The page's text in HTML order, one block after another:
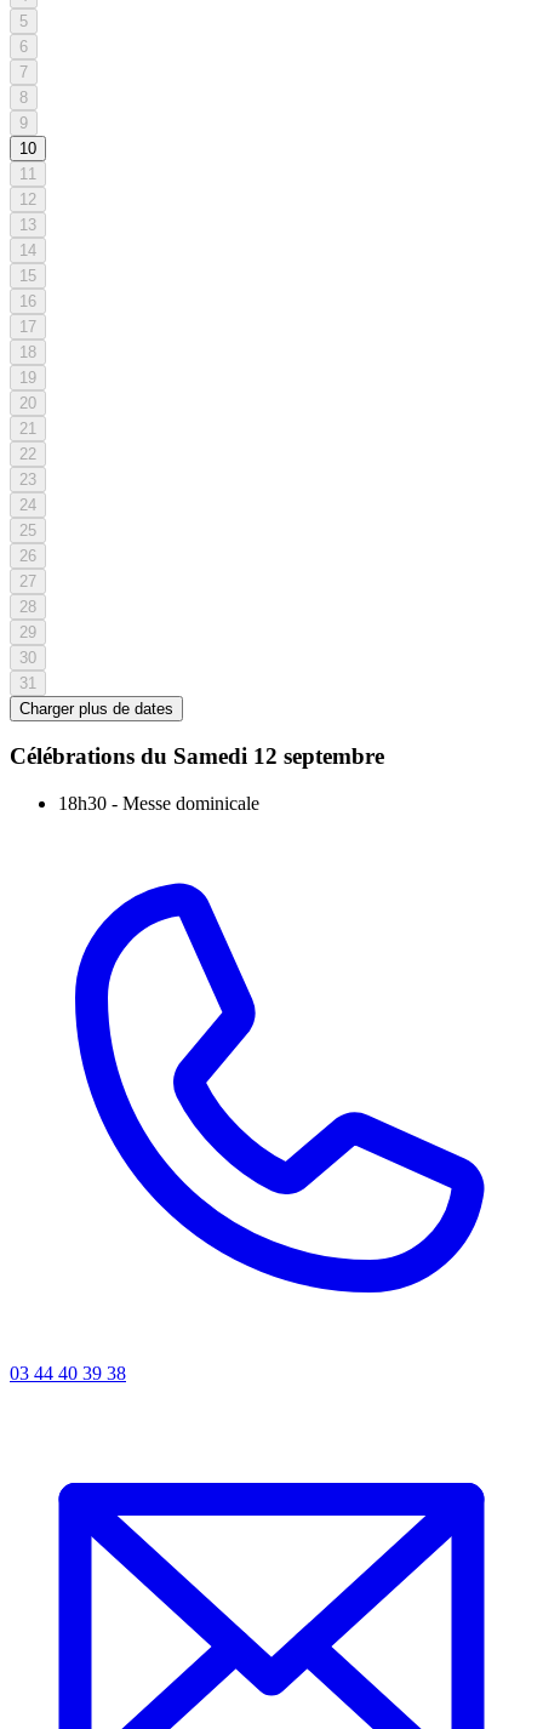
5
6
7
8
9
10
11
12
13
14
15
16
17
18
19
20
21
22
23
24
25
26
27
28
29
30
31
Charger plus de dates
Célébrations du Samedi 12 septembre
18h30 - Messe dominicale
03 44 40 39 38